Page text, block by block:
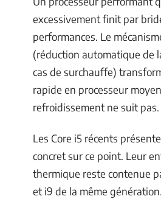
excessivement finit par
performances. Le
(réduction automatique de
cas de surchauffe)
rapide en processeur
refroidissement ne suit pas.
Les Core i5 récents
concret sur ce point. Leur
thermique reste contenue
et i9 de la même